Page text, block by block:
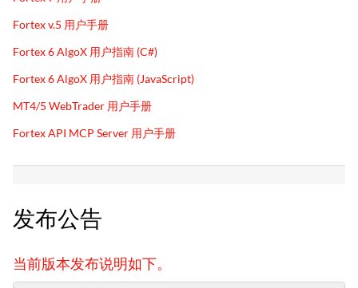
Fortex v.5 用户手册
Fortex 6 AlgoX 用户指南 (C#)
Fortex 6 AlgoX 用户指南 (JavaScript)
MT4/5 WebTrader 用户手册
Fortex API MCP Server 用户手册
发布公告
当前版本发布说明如下。